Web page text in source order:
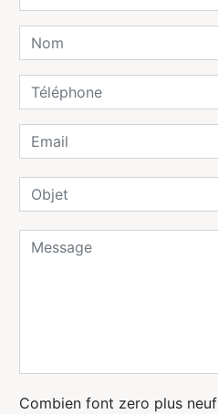
Combien font zero plus neuf